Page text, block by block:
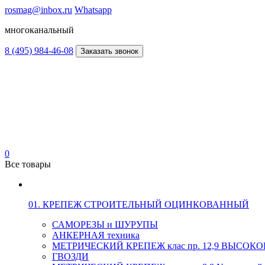
rosmag@inbox.ru Whatsapp
многоканальный
8 (495) 984-46-08 Заказать звонок
0
Все товары
01. КРЕПЕЖ СТРОИТЕЛЬНЫЙ ОЦИНКОВАННЫЙ
САМОРЕЗЫ и ШУРУПЫ
АНКЕРНАЯ техника
МЕТРИЧЕСКИЙ КРЕПЕЖ клас пр. 12,9
ГВОЗДИ